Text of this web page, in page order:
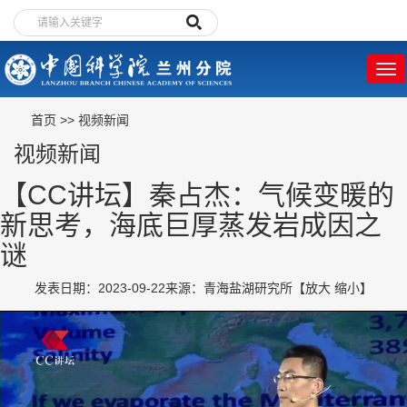
首页 >> 视频新闻
视频新闻
【CC讲坛】秦占杰：气候变暖的
新思考，海底巨厚蒸发岩成因之
谜
发表日期：2023-09-22来源：青海盐湖研究所 【放大 缩小】